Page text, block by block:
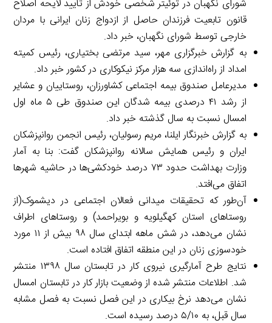
شورای نگهبان در توئیتر شخصی خودش از تأیید لایحه اصلاح
قانون تابعیت فرزندان حاصل از ازدواج زنان ایرانی با مردان
خارجی توسط شورای نگهبان، خبر داد.
به گزارش خبرگزاری مهر، سید مرتضی بختیاری، رئیس کمیته
امداد از راه‌اندازی سه هزار مرکز نیکوکاری در کشور خبر داد.
مدیرعامل صندوق بیمه اجتماعی کشاورزان، روستاییان و عشایر
از رشد ۴۱ درصدی بیمه شدگان این صندوق طی ۵ ماه اول
امسال نسبت به سال گذشته خبر داد.
به گزارش خبرنگار ایلنا، مریم رسولیان، رئیس انجمن روانپزشکان
ایران و رئیس همایش سالانه روانپزشکان گفت: بنا به آمار
وزارت بهداشت حدود ۷۳ درصد خودکشی‌ها در حاشیه شهرها
اتفاق می‌افتد.
آن‌طور که تحقیقات میدانی فعالان اجتماعی در دیشموک(از
روستاهای استان کهگیلویه و بویراحمد) و روستاهای اطراف
نشان می‌دهد، در شش ماهه ابتدای سال ۹۸ بیش از ۱۱ مورد
خودسوزی زنان در این منطقه اتفاق افتاده است.
نتایج طرح آمارگیری نیروی کار در تابستان سال ۱۳۹۸ منتشر
شد. اطلاعات منتشر شده از وضعیت بازار کار در تابستان امسال
نشان می‌دهد نرخ بیکاری در این فصل نسبت به فصل مشابه
سال قبل، به ۵/۱۰ درصد رسیده است.